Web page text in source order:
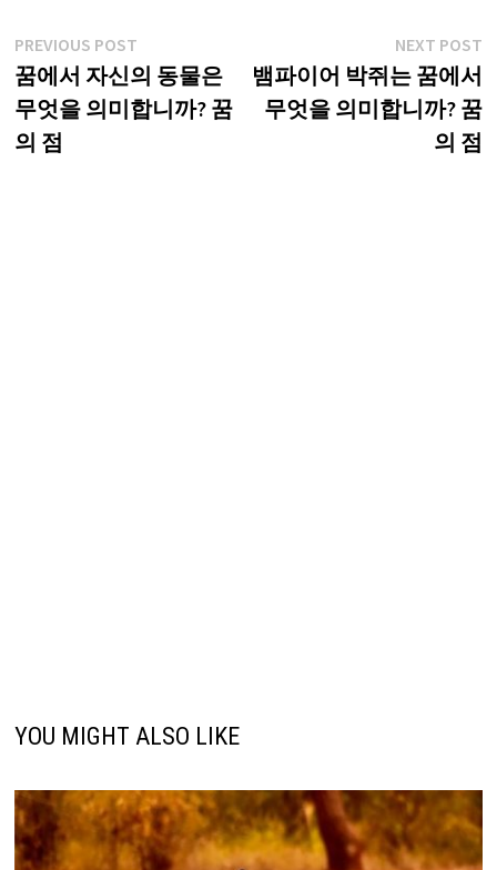
글
탐
색
PREVIOUS POSTPrevious
post:
꿈에서 자신의 동물은
무엇을 의미합니까? 꿈
의 점
NEXT POST
뱀파이어 박쥐는 꿈에서
무엇을 의미합니까? 꿈
의 점
YOU MIGHT ALSO LIKE